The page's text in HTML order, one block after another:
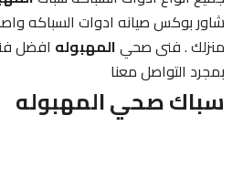
شاور بوكس صيانه ادوات السباكه
منزلك . فنى صحيالمهبولهافضل فنى
بمجرد التواصل معنا
سباك صحي المهبوله